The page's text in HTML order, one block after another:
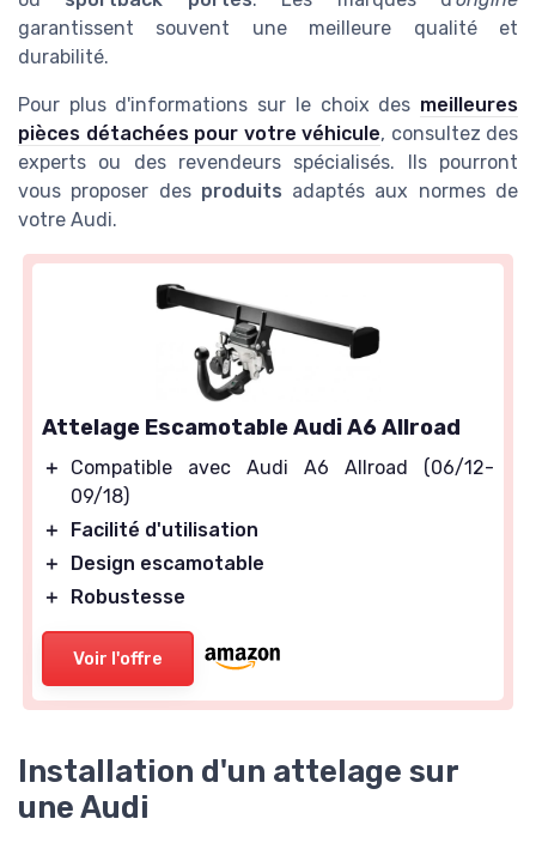
garantissent souvent une meilleure qualité et
durabilité.
Pour plus d'informations sur le choix des meilleures
pièces détachées pour votre véhicule, consultez des
experts ou des revendeurs spécialisés. Ils pourront
vous proposer des produits adaptés aux normes de
votre Audi.
Attelage Escamotable Audi A6 Allroad
＋
Compatible avec Audi A6 Allroad (06/12-
09/18)
＋
Facilité d'utilisation
＋
Design escamotable
＋
Robustesse
Voir l'offre
Installation d'un attelage sur
une Audi